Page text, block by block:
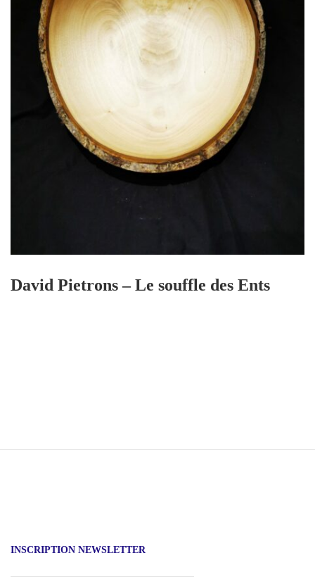
David Pietrons – Le souffle des Ents
INSCRIPTION NEWSLETTER